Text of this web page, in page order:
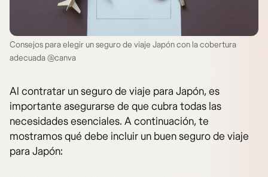
Consejos para elegir un seguro de viaje Japón con la cobertura
adecuada @canva
Al contratar un seguro de viaje para Japón, es
importante asegurarse de que cubra todas las
necesidades esenciales. A continuación, te
mostramos qué debe incluir un buen seguro de viaje
para Japón: